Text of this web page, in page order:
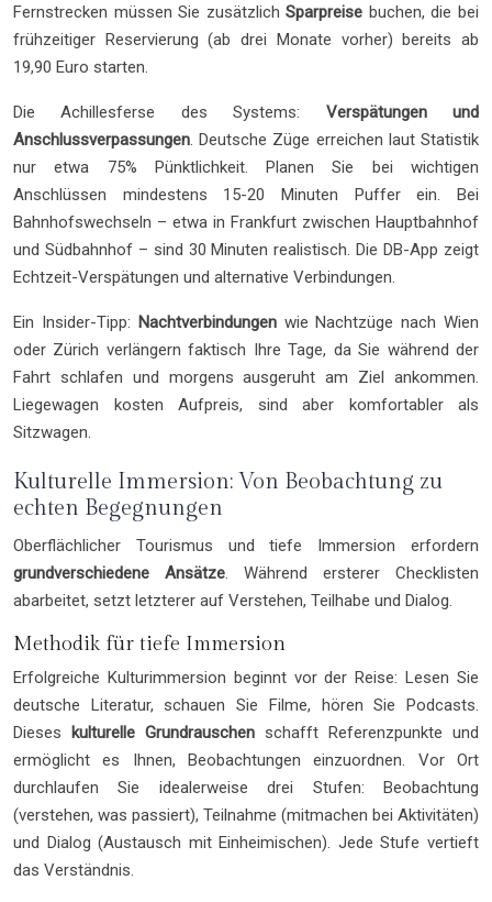
Fernstrecken müssen Sie zusätzlichSparpreise buchen, die bei
frühzeitiger Reservierung (ab drei Monate vorher) bereits ab
19,90 Euro starten.
Die Achillesferse des Systems: Verspätungen und
Anschlussverpassungen. Deutsche Züge erreichen laut Statistik
nur etwa 75% Pünktlichkeit. Planen Sie bei wichtigen
Anschlüssen mindestens 15-20 Minuten Puffer ein. Bei
Bahnhofswechseln – etwa in Frankfurt zwischen Hauptbahnhof
und Südbahnhof – sind 30 Minuten realistisch. Die DB-App zeigt
Echtzeit-Verspätungen und alternative Verbindungen.
Ein Insider-Tipp: Nachtverbindungenwie Nachtzüge nach Wien
oder Zürich verlängern faktisch Ihre Tage, da Sie während der
Fahrt schlafen und morgens ausgeruht am Ziel ankommen.
Liegewagen kosten Aufpreis, sind aber komfortabler als
Sitzwagen.
Kulturelle Immersion: Von Beobachtung zu
echten Begegnungen
Oberflächlicher Tourismus und tiefe Immersion erfordern
grundverschiedene Ansätze. Während ersterer Checklisten
abarbeitet, setzt letzterer auf Verstehen, Teilhabe und Dialog.
Methodik für tiefe Immersion
Erfolgreiche Kulturimmersion beginnt vor der Reise: Lesen Sie
deutsche Literatur, schauen Sie Filme, hören Sie Podcasts.
Dieses kulturelle Grundrauschen schafft Referenzpunkte und
ermöglicht es Ihnen, Beobachtungen einzuordnen. Vor Ort
durchlaufen Sie idealerweise drei Stufen: Beobachtung
(verstehen, was passiert), Teilnahme (mitmachen bei Aktivitäten)
und Dialog (Austausch mit Einheimischen). Jede Stufe vertieft
das Verständnis.